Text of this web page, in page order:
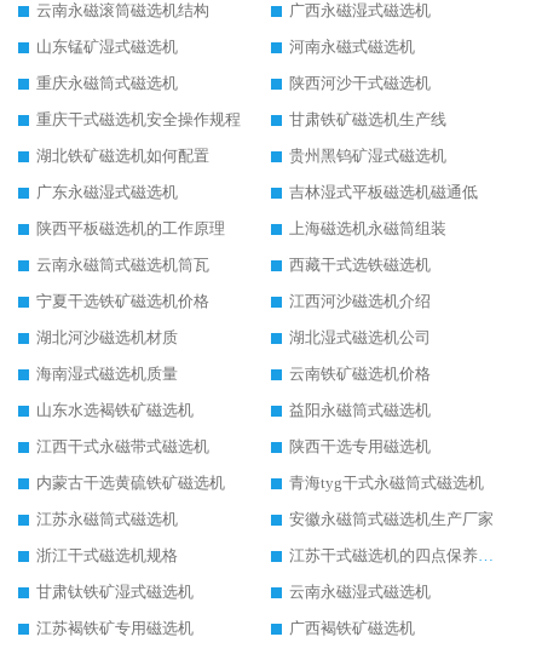
云南永磁滚筒磁选机结构
广西永磁湿式磁选机
山东锰矿湿式磁选机
河南永磁式磁选机
重庆永磁筒式磁选机
陕西河沙干式磁选机
重庆干式磁选机安全操作规程
甘肃铁矿磁选机生产线
湖北铁矿磁选机如何配置
贵州黑钨矿湿式磁选机
广东永磁湿式磁选机
吉林湿式平板磁选机磁通低
陕西平板磁选机的工作原理
上海磁选机永磁筒组装
云南永磁筒式磁选机筒瓦
西藏干式选铁磁选机
宁夏干选铁矿磁选机价格
江西河沙磁选机介绍
湖北河沙磁选机材质
湖北湿式磁选机公司
海南湿式磁选机质量
云南铁矿磁选机价格
山东水选褐铁矿磁选机
益阳永磁筒式磁选机
江西干式永磁带式磁选机
陕西干选专用磁选机
内蒙古干选黄硫铁矿磁选机
青海tyg干式永磁筒式磁选机
江苏永磁筒式磁选机
安徽永磁筒式磁选机生产厂家
浙江干式磁选机规格
江苏干式磁选机的四点保养秘籍
甘肃钛铁矿湿式磁选机
云南永磁湿式磁选机
江苏褐铁矿专用磁选机
广西褐铁矿磁选机